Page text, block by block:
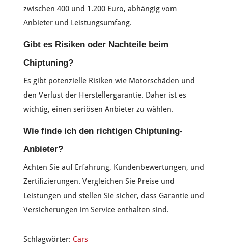
zwischen 400 und 1.200 Euro, abhängig vom
Anbieter und Leistungsumfang.
Gibt es Risiken oder Nachteile beim
Chiptuning?
Es gibt potenzielle Risiken wie Motorschäden und
den Verlust der Herstellergarantie. Daher ist es
wichtig, einen seriösen Anbieter zu wählen.
Wie finde ich den richtigen Chiptuning-
Anbieter?
Achten Sie auf Erfahrung, Kundenbewertungen, und
Zertifizierungen. Vergleichen Sie Preise und
Leistungen und stellen Sie sicher, dass Garantie und
Versicherungen im Service enthalten sind.
Schlagwörter: Cars